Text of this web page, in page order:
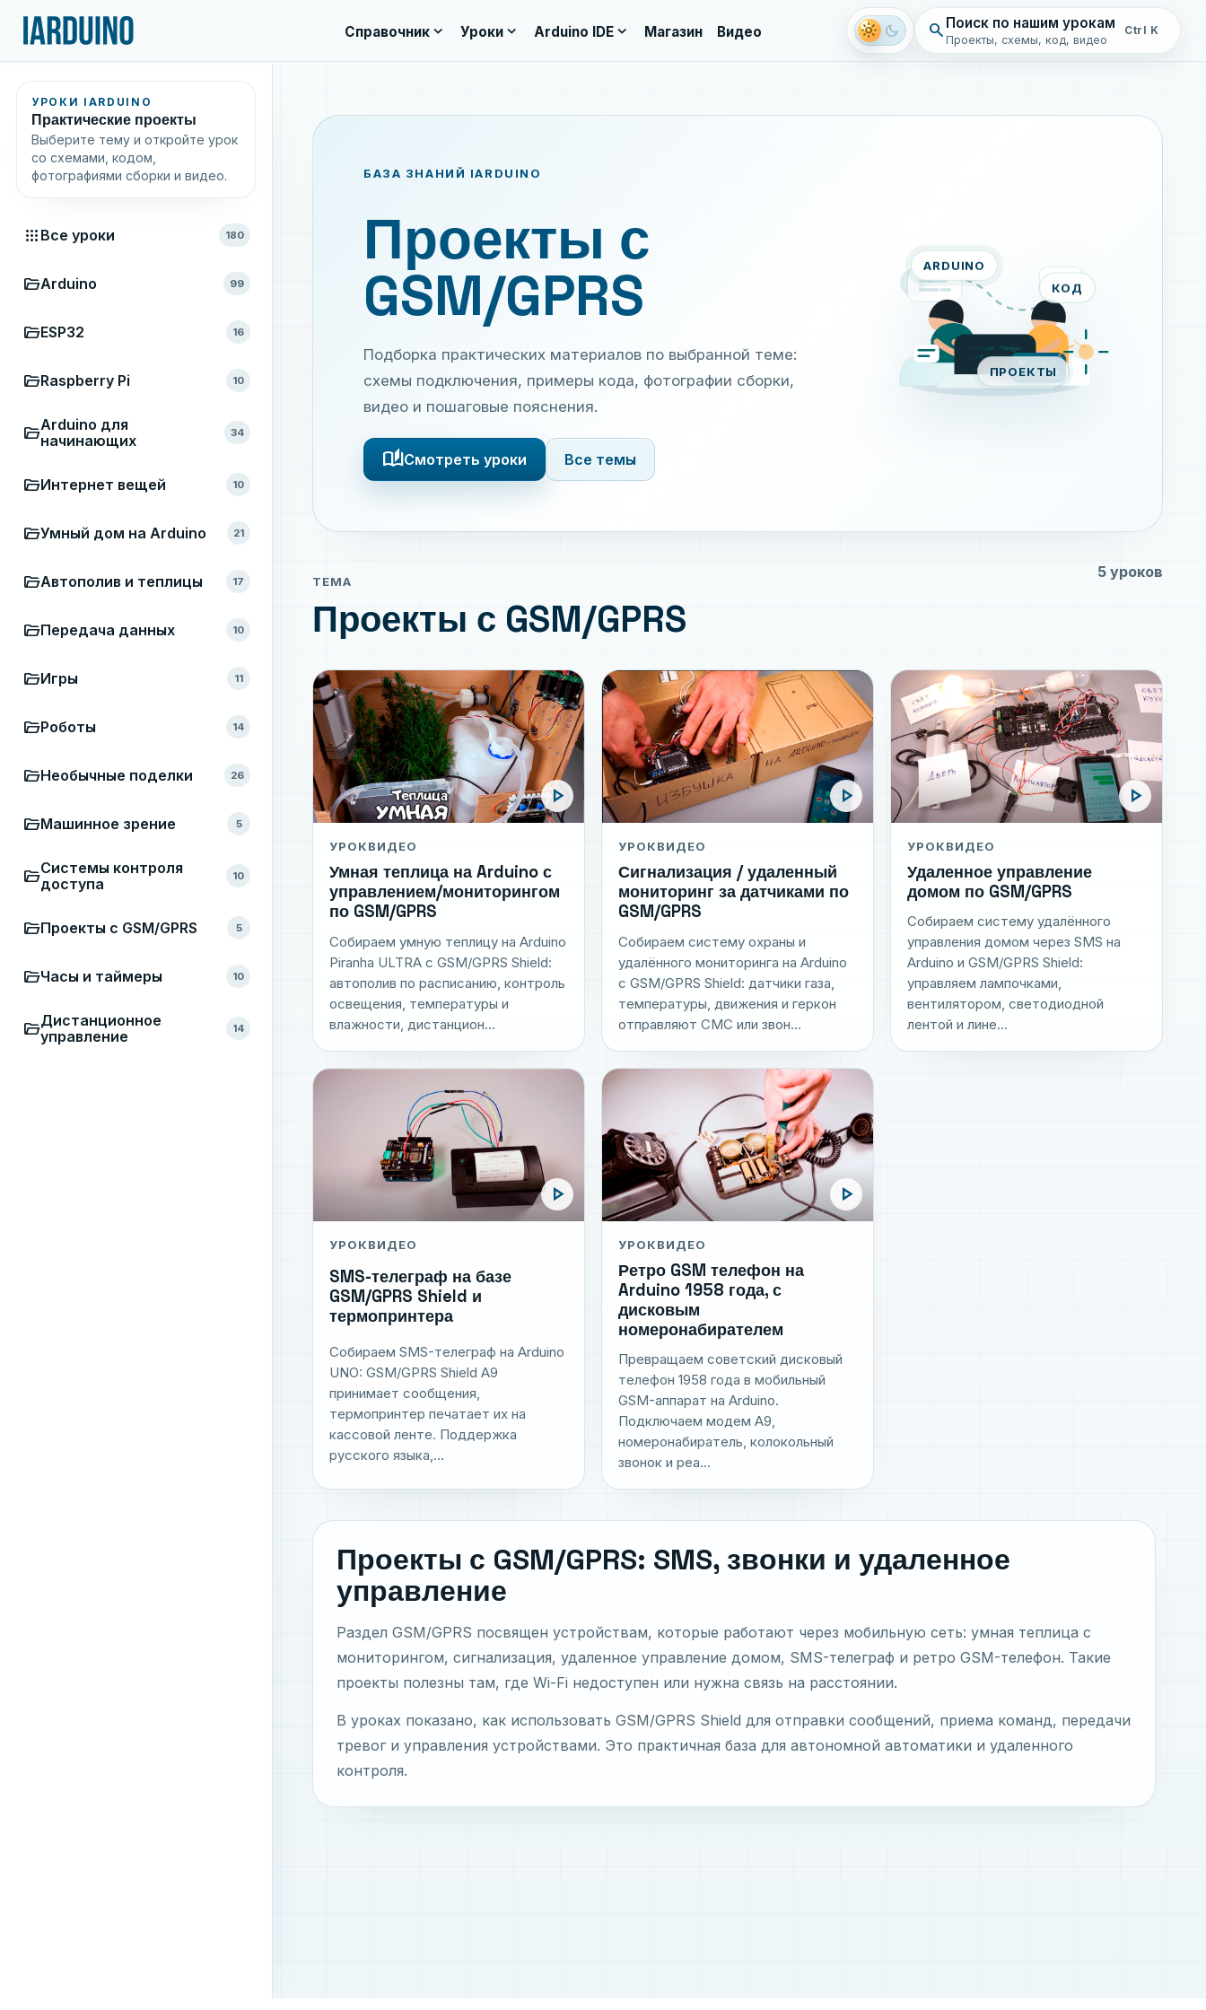
Справочникexpand_more Урокиexpand_more Arduino IDEexpand_more Магазин Видео light_mode dark_mode searchПоиск по нашим урокам
Проекты, схемы, код, видео
Ctrl K
УРОКИ IARDUINO
Практические проекты
Выберите тему и откройте урок
со схемами, кодом,
фотографиями сборки и видео.
apps Все уроки 180
folder_openArduino 99
folder_openESP32 16
folder_openRaspberry Pi 10
folder_openArduino для
начинающих
34
folder_openИнтернет вещей 10
folder_openУмный дом на Arduino 21
folder_openАвтополив и теплицы 17
folder_openПередача данных 10
folder_openИгры 11
folder_openРоботы 14
folder_openНеобычные поделки 26
folder_openМашинное зрение 5
folder_openСистемы контроля
доступа
10
folder_openПроекты с GSM/GPRS 5
folder_openЧасы и таймеры 10
folder_openДистанционное
управление
14
БАЗА ЗНАНИЙ IARDUINO
Проекты с
GSM/GPRS
Подборка практических материалов по выбранной теме:
схемы подключения, примеры кода, фотографии сборки,
видео и пошаговые пояснения.
auto_storiesСмотреть уроки Все темы
ARDUINO
КОД
ПРОЕКТЫ
ТЕМА
Проекты с GSM/GPRS
5 уроков
play_arrow
УРОКВИДЕО
Умная теплица на Arduino с
управлением/мониторингом
по GSM/GPRS
Собираем умную теплицу на Arduino
Piranha ULTRA с GSM/GPRS Shield:
автополив по расписанию, контроль
освещения, температуры и
влажности, дистанцион...
play_arrow
УРОКВИДЕО
Сигнализация / удаленный
мониторинг за датчиками по
GSM/GPRS
Собираем систему охраны и
удалённого мониторинга на Arduino
с GSM/GPRS Shield: датчики газа,
температуры, движения и геркон
отправляют СМС или звон...
play_arrow
УРОКВИДЕО
Удаленное управление
домом по GSM/GPRS
Собираем систему удалённого
управления домом через SMS на
Arduino и GSM/GPRS Shield:
управляем лампочками,
вентилятором, светодиодной
лентой и лине...
play_arrow
УРОКВИДЕО
SMS-телеграф на базе
GSM/GPRS Shield и
термопринтера
Собираем SMS-телеграф на Arduino
UNO: GSM/GPRS Shield A9
принимает сообщения,
термопринтер печатает их на
кассовой ленте. Поддержка
русского языка,...
play_arrow
УРОКВИДЕО
Ретро GSM телефон на
Arduino 1958 года, с
дисковым
номеронабирателем
Превращаем советский дисковый
телефон 1958 года в мобильный
GSM-аппарат на Arduino.
Подключаем модем A9,
номеронабиратель, колокольный
звонок и реа...
Проекты с GSM/GPRS: SMS, звонки и удаленное
управление
Раздел GSM/GPRS посвящен устройствам, которые работают через мобильную сеть: умная теплица с
мониторингом, сигнализация, удаленное управление домом, SMS-телеграф и ретро GSM-телефон. Такие
проекты полезны там, где Wi-Fi недоступен или нужна связь на расстоянии.
В уроках показано, как использовать GSM/GPRS Shield для отправки сообщений, приема команд, передачи
тревог и управления устройствами. Это практичная база для автономной автоматики и удаленного
контроля.